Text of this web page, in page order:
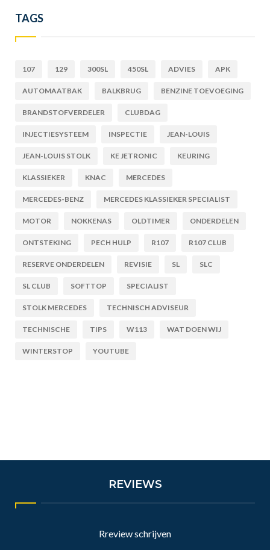
TAGS
107 129 300SL 450SL ADVIES APK
AUTOMAATBAK BALKBRUG BENZINE TOEVOEGING
BRANDSTOFVERDELER CLUBDAG
INJECTIESYSTEEM INSPECTIE JEAN-LOUIS
JEAN-LOUIS STOLK KE JETRONIC KEURING
KLASSIEKER KNAC MERCEDES
MERCEDES-BENZ MERCEDES KLASSIEKER SPECIALIST
MOTOR NOKKENAS OLDTIMER ONDERDELEN
ONTSTEKING PECH HULP R107 R107 CLUB
RESERVE ONDERDELEN REVISIE SL SLC
SL CLUB SOFTTOP SPECIALIST
STOLK MERCEDES TECHNISCH ADVISEUR
TECHNISCHE TIPS W113 WAT DOEN WIJ
WINTERSTOP YOUTUBE
REVIEWS
Rreview schrijven